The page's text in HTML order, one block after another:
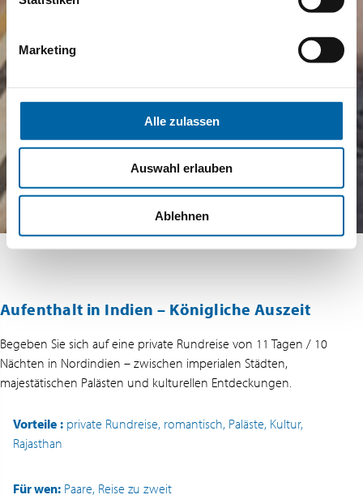
Marketing
Alle zulassen
Auswahl erlauben
Ablehnen
Aufenthalt in Indien – Königliche Auszeit
Begeben Sie sich auf eine private Rundreise von 11 Tagen / 10
Nächten in Nordindien – zwischen imperialen Städten,
majestätischen Palästen und kulturellen Entdeckungen.
Vorteile : private Rundreise, romantisch, Paläste, Kultur,
Rajasthan
Für wen: Paare, Reise zu zweit